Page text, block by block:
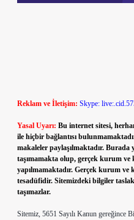
Reklam ve İletişim: Skype:
Yasal Uyarı: Bu internet sitesi,
ile hiçbir bağlantısı
makaleler paylaşılmaktadır.
taşımamakta olup, gerçek kurum ve
yapılmamaktadır. Gerçek kurum
tesadüfidir. Sitemizdeki bilgiler
taşımazlar.
Sitemiz, 5651 Sayılı Kanun